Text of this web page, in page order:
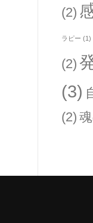
(2)
ラピー (1)
(2)
(3)
(2)